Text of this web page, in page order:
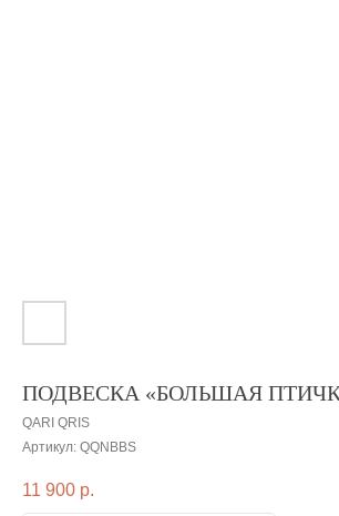
ПОДВЕСКА «БОЛЬШАЯ
QARI QRIS
Артикул: QQNBBS
11 900 р.